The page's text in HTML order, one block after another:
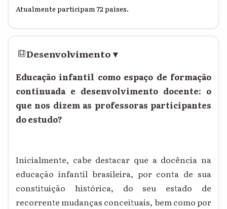
Atualmente participam 72 países.
Desenvolvimento▾
Educação infantil como espaço de formação
continuada e desenvolvimento docente: o
que nos dizem as professoras participantes
do estudo?
Inicialmente, cabe destacar que a docência na
educação infantil brasileira, por conta de sua
constituição histórica, do seu estado de
recorrente mudanças conceituais, bem como por